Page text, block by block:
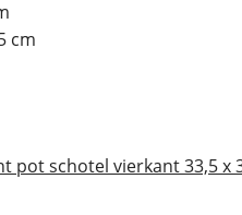
cm
pot schotel vierkant 33,5 x